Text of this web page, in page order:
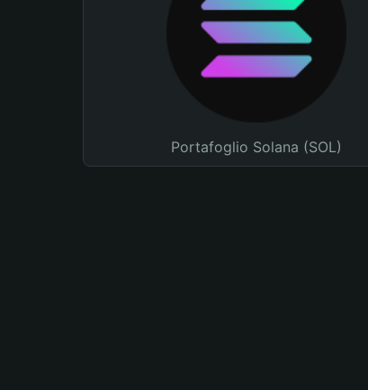
Portafoglio Solana (SOL)